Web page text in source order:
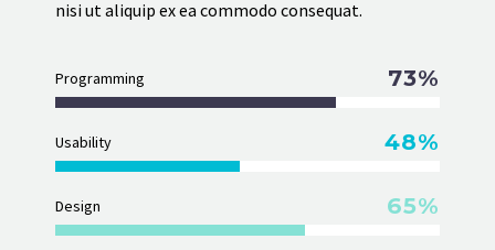
nisi ut aliquip ex ea commodo consequat.
Programming 73%
Usability 48%
Design 65%